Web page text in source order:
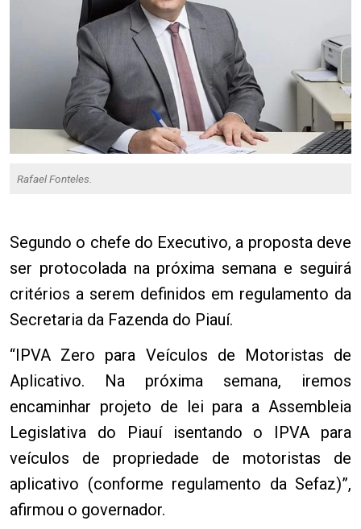
Rafael Fonteles.
Segundo o chefe do Executivo, a proposta deve
ser protocolada na próxima semana e seguirá
critérios a serem definidos em regulamento da
Secretaria da Fazenda do Piauí.
“IPVA Zero para Veículos de Motoristas de
Aplicativo. Na próxima semana, iremos
encaminhar projeto de lei para a Assembleia
Legislativa do Piauí isentando o IPVA para
veículos de propriedade de motoristas de
aplicativo (conforme regulamento da Sefaz)”,
afirmou o governador.